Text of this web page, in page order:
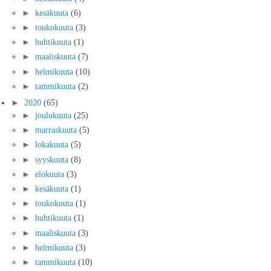
► kesäkuuta (6)
► toukokuuta (3)
► huhtikuuta (1)
► maaliskuuta (7)
► helmikuuta (10)
► tammikuuta (2)
► 2020 (65)
► joulukuuta (25)
► marraskuuta (5)
► lokakuuta (5)
► syyskuuta (8)
► elokuuta (3)
► kesäkuuta (1)
► toukokuuta (1)
► huhtikuuta (1)
► maaliskuuta (3)
► helmikuuta (3)
► tammikuuta (10)